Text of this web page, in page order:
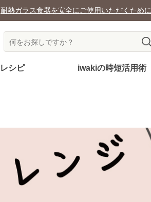
耐熱ガラス食器を安全にご使用いただくために
レシピ iwakiの時短活用術